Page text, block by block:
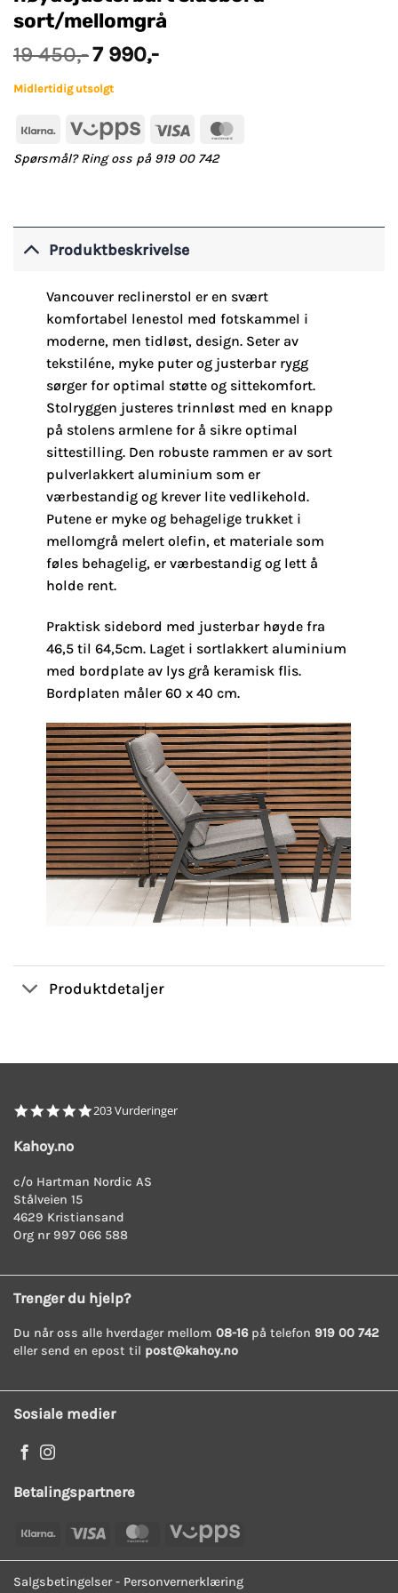
sort/mellomgrå
19 450,- Opprinnelig
pris
19
7 990,-Nåværende
Midlertidig utsolgt
Klarna Vipps Visa
Spørsmål? Ring oss på 919 00 742
Produktbeskrivelse
Vancouver reclinerstol er en svært
komfortabel lenestol med fotskammel i
moderne, men tidløst, design. Seter av
tekstiléne, myke puter og justerbar rygg
sørger for optimal støtte og sittekomfort.
Stolryggen justeres trinnløst med en knapp
på stolens armlene for å sikre optimal
sittestilling. Den robuste rammen er av sort
pulverlakkert aluminium som er
værbestandig og krever lite vedlikehold.
Putene er myke og behagelige trukket i
mellomgrå melert olefin, et materiale som
føles behagelig, er værbestandig og lett å
holde rent.
Praktisk sidebord med justerbar høyde fra
46,5 til 64,5cm. Laget i sortlakkert aluminium
med bordplate av lys grå keramisk flis.
Bordplaten måler 60 x 40 cm.
Produktdetaljer
4.8
203 Vurderinger
Kahoy.no
c/o Hartman Nordic AS
Stålveien 15
4629 Kristiansand
Org nr 997 066 588
Trenger du hjelp?
Du når oss alle hverdager mellom 08-16på telefon 919 00 742
eller send en epost til post@kahoy.no
Sosiale medier
Betalingspartnere
Klarna Visa MasterCard Vipps
Salgsbetingelser- Personvernerklæring